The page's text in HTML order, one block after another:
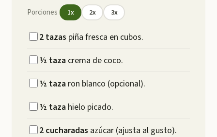
Porciones 1x 2x 3x
2 tazas piña fresca en cubos.
½ taza crema de coco.
½ taza ron blanco (opcional).
½ taza hielo picado.
2 cucharadas azúcar (ajusta al gusto).